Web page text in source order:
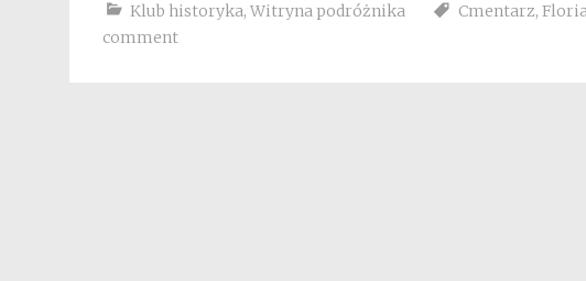
Klub historyka, Witryna podróżnika Cmentarz,
comment